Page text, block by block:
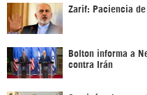
Zarif: Paciencia
Bolton informa a
contra Irán